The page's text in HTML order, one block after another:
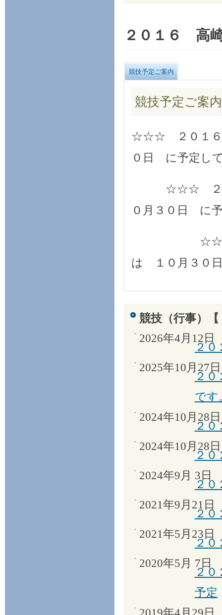
２０１６ 高
競技予定ご案内
競技予定ご案内
☆☆☆ ２０１６
０日 に予定
☆☆☆ ２０１
０月３０日
☆☆☆ ２０１
は １０月３
競技（行事）
2026年4月12日
２
2025年10月27日
２０
です
2024年10月28日
２０
2024年10月28日
２０
2024年9月 3日
２
2021年9月21日
２
2021年5月23日
２
2020年5月 7日
２
予定